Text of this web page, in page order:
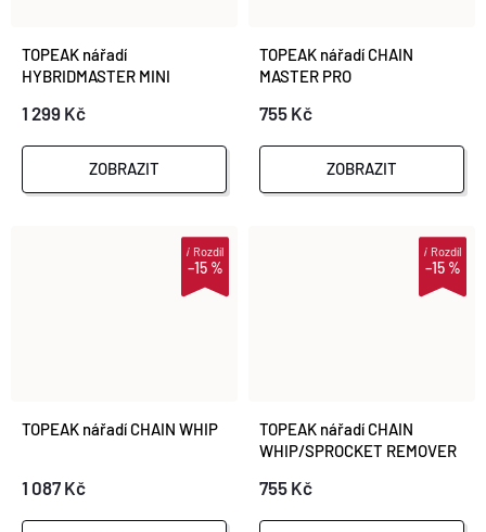
TOPEAK nářadí
HYBRIDMASTER MINI
1 299 Kč
ZOBRAZIT
TOPEAK nářadí CHAIN
MASTER PRO
755 Kč
ZOBRAZIT
–15 %
iRozdíl
TOPEAK nářadí CHAIN WHIP
1 087 Kč
–15 %
iRozdíl
TOPEAK nářadí CHAIN
WHIP/SPROCKET REMOVER
755 Kč